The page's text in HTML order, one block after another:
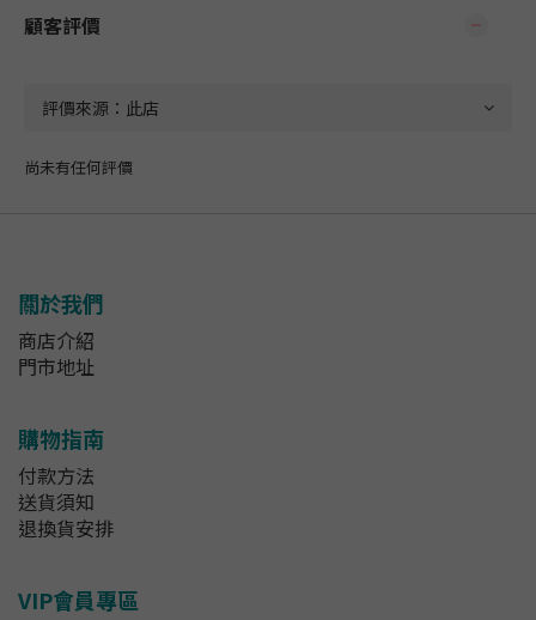
顧客評價
尚未有任何評價
關於我們
商店介紹
門市地址
購物指南
付款方法
送貨須知
退換貨安排
VIP會員專區